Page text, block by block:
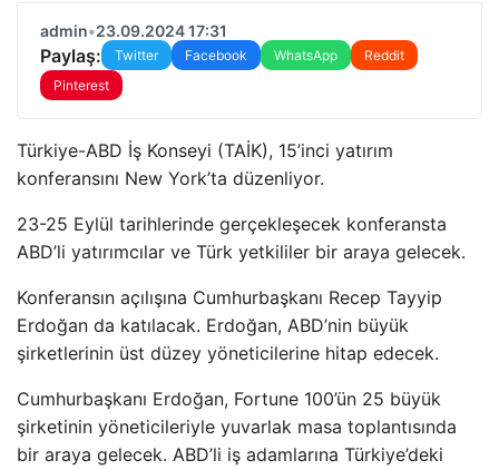
admin•23.09.2024 17:31
Paylaş: Twitter Facebook WhatsApp
Reddit
Pinterest
Türkiye-ABD İş Konseyi (TAİK), 15’inci yatırım
konferansını New York’ta düzenliyor.
23-25 ​​Eylül tarihlerinde gerçekleşecek konferansta
ABD’li yatırımcılar ve Türk yetkililer bir araya gelecek.
Konferansın açılışına Cumhurbaşkanı Recep Tayyip
Erdoğan da katılacak. Erdoğan, ABD’nin büyük
şirketlerinin üst düzey yöneticilerine hitap edecek.
Cumhurbaşkanı Erdoğan, Fortune 100’ün 25 büyük
şirketinin yöneticileriyle yuvarlak masa toplantısında
bir araya gelecek. ABD’li iş adamlarına Türkiye’deki